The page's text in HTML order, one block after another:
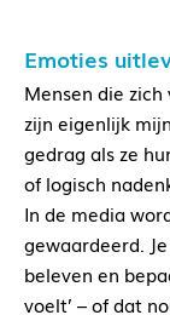
Emoties
Mensen die
zijn eigenlijk
gedrag als ze
of logisch
In de media
gewaardeerd.
beleven en
voelt’ – of dat